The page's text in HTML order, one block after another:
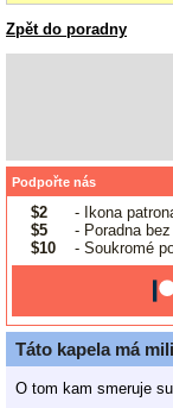
Zpět do poradny
Podpořte nás
$2
- Ikona
$5
- Poradna
$10
- Soukromé
Táto kapela má
O tom kam smeruje